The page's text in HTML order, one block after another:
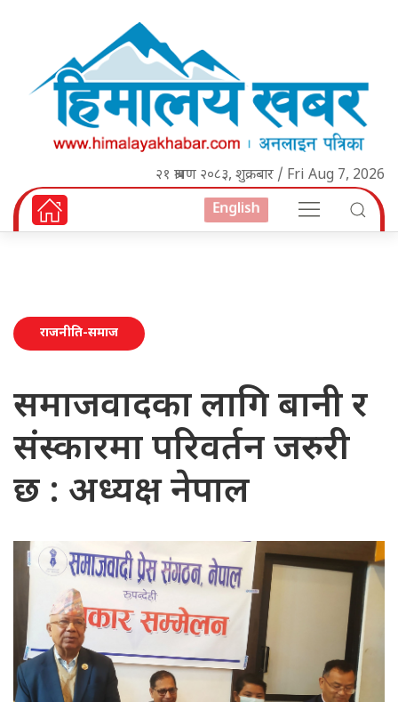
२१ श्रावण २०८३, शुक्रबार / Fri Aug 7, 2026
English
राजनीति-समाज
समाजवादका लागि बानी र
संस्कारमा परिवर्तन जरुरी
छ : अध्यक्ष नेपाल